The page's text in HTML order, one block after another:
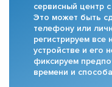
сервисный центр
Это может быть
телефону или
регистрируем
устройстве и его
фиксируем
времени и